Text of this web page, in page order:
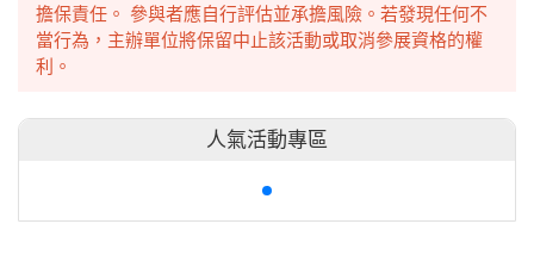
擔保責任。 參與者應自行評估並承擔風險。若發現任何不
當行為，主辦單位將保留中止該活動或取消參展資格的權
利。
人氣活動專區